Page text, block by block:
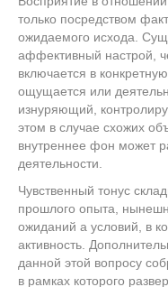
только посредством
ожидаемого исхода.
аффективный настрой,
включается в
ощущается или
изнуряющий,
этом в случае схожих
внутреннее фон может
деятельности.
Чувственный тонус
прошлого опыта,
ожиданий а условий, в
активность.
данной этой вопросу
в рамках которого